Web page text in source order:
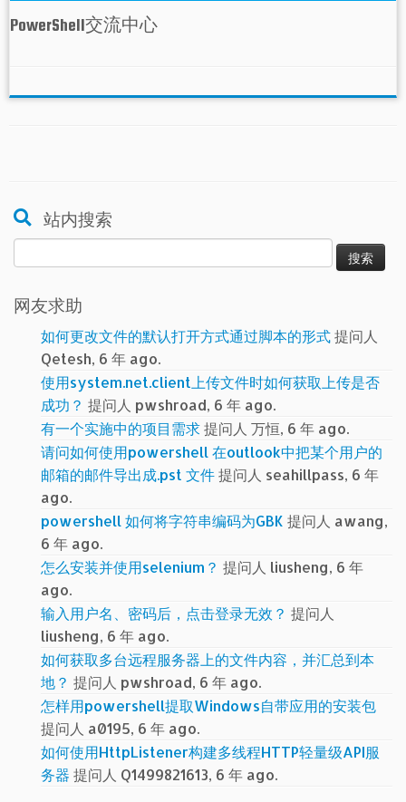
PowerShell交流中心
站内搜索
索：
网友求助
如何更改文件的默认打开方式通过脚本的形式提问人
Qetesh, 6 年 ago.
使用system.net.client上传文件时如何获取上传是否
成功？ 提问人 pwshroad, 6 年 ago.
有一个实施中的项目需求提问人 万恒, 6 年 ago.
请问如何使用powershell 在outlook中把某个用户的
邮箱的邮件导出成.pst 文件提问人 seahillpass, 6 年
ago.
powershell 如何将字符串编码为GBK 提问人 awang,
6 年 ago.
怎么安装并使用selenium？ 提问人 liusheng, 6 年
ago.
输入用户名、密码后，点击登录无效？ 提问人
liusheng, 6 年 ago.
如何获取多台远程服务器上的文件内容，并汇总到本
地？ 提问人 pwshroad, 6 年 ago.
怎样用powershell提取Windows自带应用的安装包
提问人 a0195, 6 年 ago.
如何使用HttpListener构建多线程HTTP轻量级API服
务器 提问人 Q1499821613, 6 年 ago.